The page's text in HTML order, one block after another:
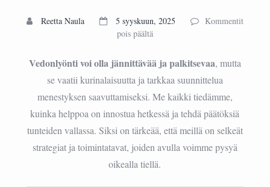
Reetta Naula 5 syyskuun, 2025
Kommentit
pois päältäartikkelissa
tapaa
pysyä
kurinalaisena
vedonlyönnissä
Vedonlyönti voi olla jännittävää ja palkitsevaa, mutta
se vaatii kurinalaisuutta ja tarkkaa suunnittelua
menestyksen saavuttamiseksi. Me kaikki tiedämme,
kuinka helppoa on innostua hetkessä ja tehdä päätöksiä
tunteiden vallassa. Siksi on tärkeää, että meillä on selkeät
strategiat ja toimintatavat, joiden avulla voimme pysyä
oikealla tiellä.